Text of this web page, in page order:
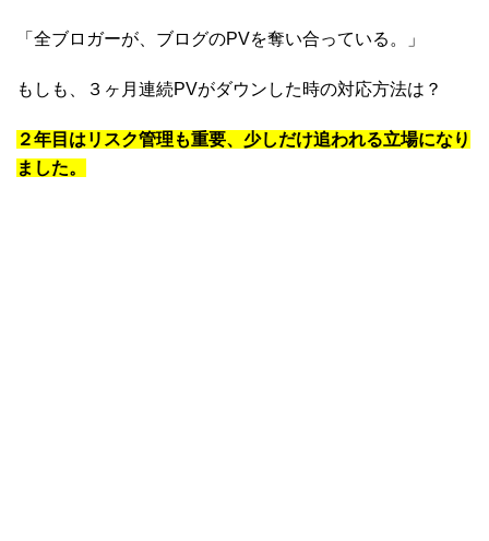
「全ブロガーが、ブログのPVを奪い合っている。」
もしも、３ヶ月連続PVがダウンした時の対応方法は？
２年目はリスク管理も重要、少しだけ追われる立場になり
ました。